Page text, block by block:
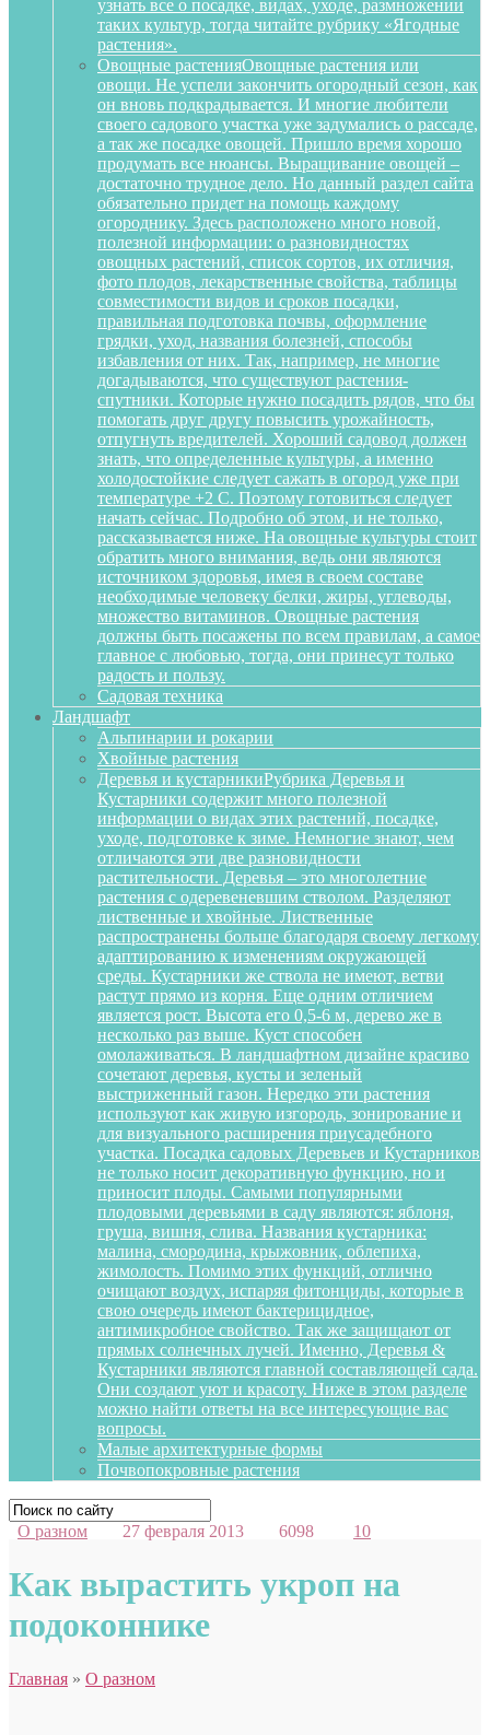
узнать все о посадке, видах, уходе, размножении
таких культур, тогда читайте рубрику «Ягодные
растения».
Овощные растенияОвощные растения или
овощи. Не успели закончить огородный сезон, как
он вновь подкрадывается. И многие любители
своего садового участка уже задумались о рассаде,
а так же посадке овощей. Пришло время хорошо
продумать все нюансы. Выращивание овощей –
достаточно трудное дело. Но данный раздел сайта
обязательно придет на помощь каждому
огороднику. Здесь расположено много новой,
полезной информации: о разновидностях
овощных растений, список сортов, их отличия,
фото плодов, лекарственные свойства, таблицы
совместимости видов и сроков посадки,
правильная подготовка почвы, оформление
грядки, уход, названия болезней, способы
избавления от них. Так, например, не многие
догадываются, что существуют растения-
спутники. Которые нужно посадить рядов, что бы
помогать друг другу повысить урожайность,
отпугнуть вредителей. Хороший садовод должен
знать, что определенные культуры, а именно
холодостойкие следует сажать в огород уже при
температуре +2 С. Поэтому готовиться следует
начать сейчас. Подробно об этом, и не только,
рассказывается ниже. На овощные культуры стоит
обратить много внимания, ведь они являются
источником здоровья, имея в своем составе
необходимые человеку белки, жиры, углеводы,
множество витаминов. Овощные растения
должны быть посажены по всем правилам, а самое
главное с любовью, тогда, они принесут только
радость и пользу.
Садовая техника
Ландшафт
Альпинарии и рокарии
Хвойные растения
Деревья и кустарникиРубрика Деревья и
Кустарники содержит много полезной
информации о видах этих растений, посадке,
уходе, подготовке к зиме. Немногие знают, чем
отличаются эти две разновидности
растительности. Деревья – это многолетние
растения с одеревеневшим стволом. Разделяют
лиственные и хвойные. Лиственные
распространены больше благодаря своему легкому
адаптированию к изменениям окружающей
среды. Кустарники же ствола не имеют, ветви
растут прямо из корня. Еще одним отличием
является рост. Высота его 0,5-6 м, дерево же в
несколько раз выше. Куст способен
омолаживаться. В ландшафтном дизайне красиво
сочетают деревья, кусты и зеленый
выстриженный газон. Нередко эти растения
используют как живую изгородь, зонирование и
для визуального расширения приусадебного
участка. Посадка садовых Деревьев и Кустарников
не только носит декоративную функцию, но и
приносит плоды. Самыми популярными
плодовыми деревьями в саду являются: яблоня,
груша, вишня, слива. Названия кустарника:
малина, смородина, крыжовник, облепиха,
жимолость. Помимо этих функций, отлично
очищают воздух, испаряя фитонциды, которые в
свою очередь имеют бактерицидное,
антимикробное свойство. Так же защищают от
прямых солнечных лучей. Именно, Деревья &
Кустарники являются главной составляющей сада.
Они создают уют и красоту. Ниже в этом разделе
можно найти ответы на все интересующие вас
вопросы.
Малые архитектурные формы
Почвопокровные растения
О разном 27 февраля 2013 6098 10
Как вырастить укроп на
подоконнике
Главная » О разном